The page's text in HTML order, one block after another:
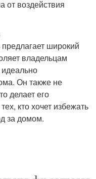
от воздействия
широкий
владельцам
Он также не
делает его
кто хочет избежать
за домом.